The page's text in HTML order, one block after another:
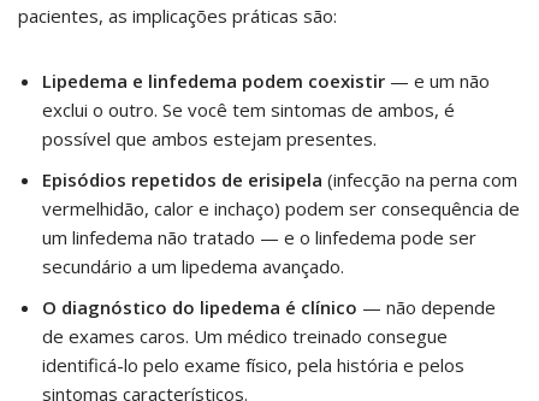
pacientes, as implicações práticas são:
Lipedema e linfedema podem coexistir — e um não
exclui o outro. Se você tem sintomas de ambos, é
possível que ambos estejam presentes.
Episódios repetidos de erisipela (infecção na perna com
vermelhidão, calor e inchaço) podem ser consequência de
um linfedema não tratado — e o linfedema pode ser
secundário a um lipedema avançado.
O diagnóstico do lipedema é clínico — não depende
de exames caros. Um médico treinado consegue
identificá-lo pelo exame físico, pela história e pelos
sintomas característicos.